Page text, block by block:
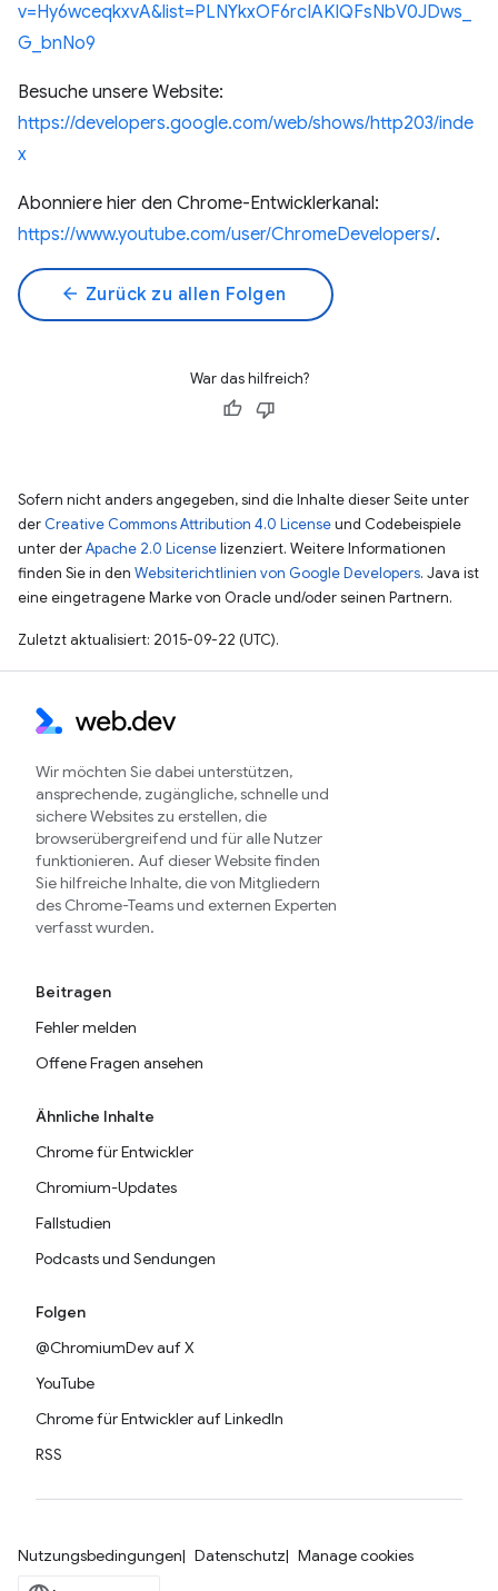
v=Hy6wceqkxvA&list=PLNYkxOF6rcIAKIQFsNbV0JDws_
G_bnNo9
Besuche unsere Website:
https://developers.google.com/web/shows/http203/inde
x
Abonniere hier den Chrome-Entwicklerkanal:
https://www.youtube.com/user/ChromeDevelopers/.
arrow_back Zurück zu allen Folgen
War das hilfreich?
Sofern nicht anders angegeben, sind die Inhalte dieser Seite unter
der Creative Commons Attribution 4.0 Licenseund Codebeispiele
unter derApache 2.0 Licenselizenziert. Weitere Informationen
finden Sie in den Websiterichtlinien von Google Developers. Java ist
eine eingetragene Marke von Oracle und/oder seinen Partnern.
Zuletzt aktualisiert: 2015-09-22 (UTC).
Wir möchten Sie dabei unterstützen,
ansprechende, zugängliche, schnelle und
sichere Websites zu erstellen, die
browserübergreifend und für alle Nutzer
funktionieren. Auf dieser Website finden
Sie hilfreiche Inhalte, die von Mitgliedern
des Chrome-Teams und externen Experten
verfasst wurden.
Beitragen
Fehler melden
Offene Fragen ansehen
Ähnliche Inhalte
Chrome für Entwickler
Chromium-Updates
Fallstudien
Podcasts und Sendungen
Folgen
@ChromiumDev auf X
YouTube
Chrome für Entwickler auf LinkedIn
RSS
Nutzungsbedingungen Datenschutz Manage cookies